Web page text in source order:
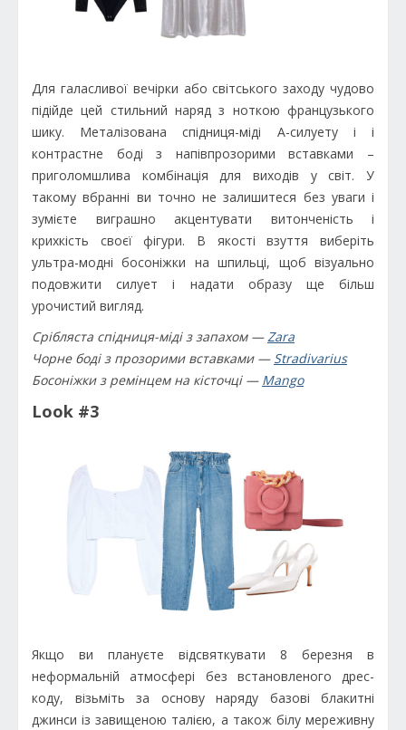
Для галасливої вечірки або світського заходу чудово
підійде цей стильний наряд з ноткою французького
шику. Металізована спідниця-міді А-силуету і і
контрастне боді з напівпрозорими вставками –
приголомшлива комбінація для виходів у світ. У
такому вбранні ви точно не залишитеся без уваги і
зумієте виграшно акцентувати витонченість і
крихкість своєї фігури. В якості взуття виберіть
ультра-модні босоніжки на шпильці, щоб візуально
подовжити силует і надати образу ще більш
урочистий вигляд.
Срібляста спідниця-міді з запахом — Zara
Чорне боді з прозорими вставками — Stradivarius
Босоніжки з ремінцем на кісточці — Mango
Look #3
Якщо ви плануєте відсвяткувати 8 березня в
неформальній атмосфері без встановленого дрес-
коду, візьміть за основу наряду базові блакитні
джинси із завищеною талією, а також білу мереживну